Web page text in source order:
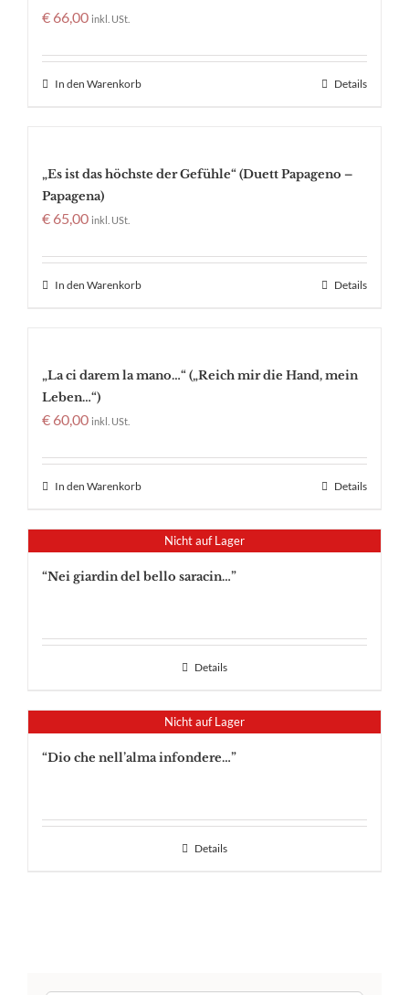
€ 66,00 inkl. USt.
In den Warenkorb Details
„Es ist das höchste der Gefühle“ (Duett Papageno –
Papagena)
€ 65,00 inkl. USt.
In den Warenkorb Details
„La ci darem la mano…“ („Reich mir die Hand, mein
Leben…“)
€ 60,00 inkl. USt.
In den Warenkorb Details
Nicht auf Lager
“Nei giardin del bello saracin…”
Details
Nicht auf Lager
“Dio che nell’alma infondere…”
Details